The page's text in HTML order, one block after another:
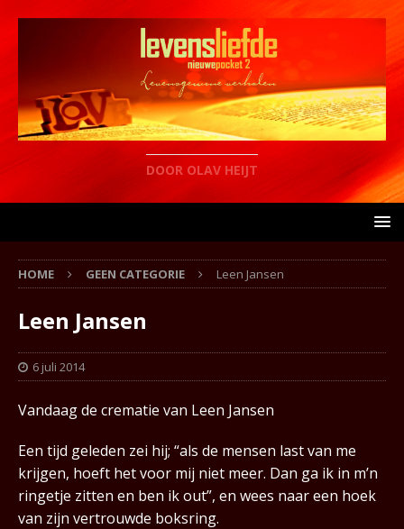
DOOR OLAV HEIJT
HOME GEEN CATEGORIE Leen Jansen
Leen Jansen
6 juli 2014
Vandaag de crematie van Leen Jansen
Een tijd geleden zei hij; “als de mensen last van me
krijgen, hoeft het voor mij niet meer. Dan ga ik in m’n
ringetje zitten en ben ik out”, en wees naar een hoek
van zijn vertrouwde boksring.